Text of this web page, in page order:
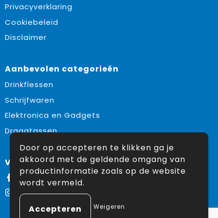
Regenkleding
Schoenen
Sweaters
Veiligheidsvesten en Veiligheidshesjes
Vesten
Werkkleding sets
T-Shirts
Lunchtassen
Opbergtassen
Papieren tassen
Promotietassen
Reistassen
Rugzakken
Plakstrips voor op de telefoon
Sleutelhangers
Handwaaiers
Frisbees
Telefoonhoesjes
Spelden en buttons
Privacyverklaring
Cookiebeleid
Disclaimer
Aanbevolen categorieën
Drinkflessen
Schrijfwaren
Elektronica en Gadgets
Draagtassen
Volg ons op:
Facebook
Instagram
Door op accepteren te klikken ga je
akkoord met de geldende omgang van
productinformatie zoals op de website
wordt vermeld.
Weigeren